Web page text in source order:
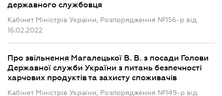
державного службовця
Кабінет Міністрів України, Розпорядження №156-р від
16.02.2022
Про звільнення Магалецької В. В. з посади Голови
Державної служби України з питань безпечності
харчових продуктів та захисту споживачів
Кабінет Міністрів України, Розпорядження №149-р від